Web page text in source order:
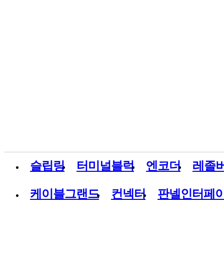
슬립링 터미널블럭 엔코더 레졸
케이블그랜드 컨넥터 판넬인터페